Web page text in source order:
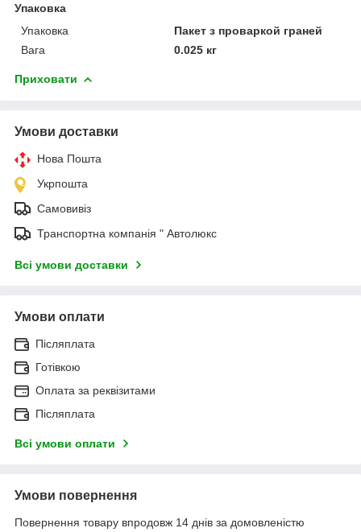
Упаковка
Упаковка
Пакет з проваркой граней
Вага
0.025 кг
Приховати
Умови доставки
Нова Пошта
Укрпошта
Самовивіз
Транспортна компанія " Автолюкс
Всі умови доставки
Умови оплати
Післяплата
Готівкою
Оплата за реквізитами
Післяплата
Всі умови оплати
Умови повернення
Повернення товару впродовж 14 днів за домовленістю